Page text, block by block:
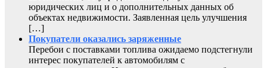
юридических лиц и о дополнительных данных об
объектах недвижимости. Заявленная цель улучшения
[…]
Покупатели оказались заряженные
Перебои с поставками топлива ожидаемо подстегнули
интерес покупателей к автомобилям с